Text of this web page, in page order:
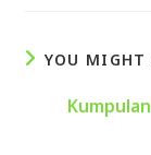
YOU MIGHT